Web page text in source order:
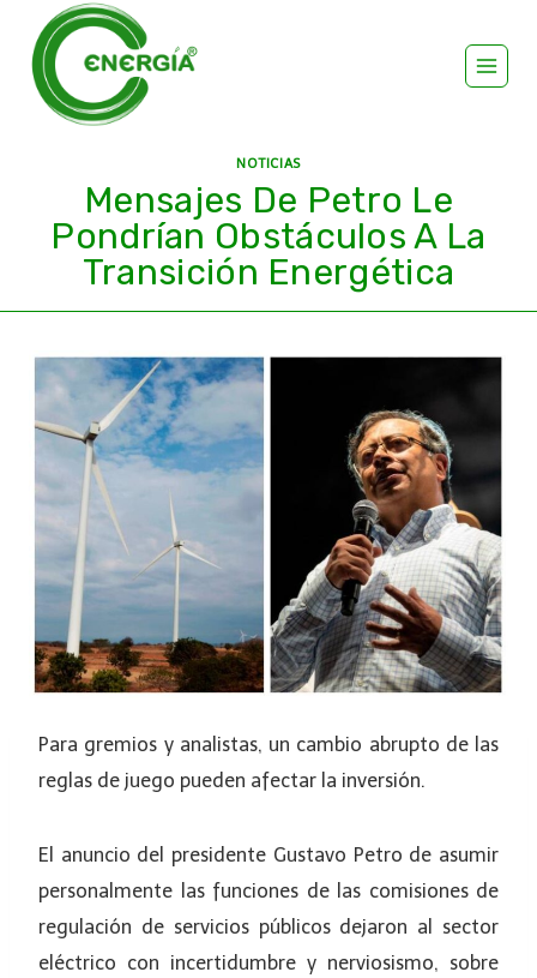
NOTICIAS
Mensajes De Petro Le
Pondrían Obstáculos A La
Transición Energética
Para gremios y analistas, un cambio abrupto de las
reglas de juego pueden afectar la inversión.
El anuncio del presidente Gustavo Petro de asumir
personalmente las funciones de las comisiones de
regulación de servicios públicos dejaron al sector
eléctrico con incertidumbre y nerviosismo, sobre